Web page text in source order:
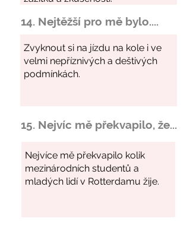
14. Nejtěžší pro mě bylo....
15. Nejvíc mě překvapilo, že...